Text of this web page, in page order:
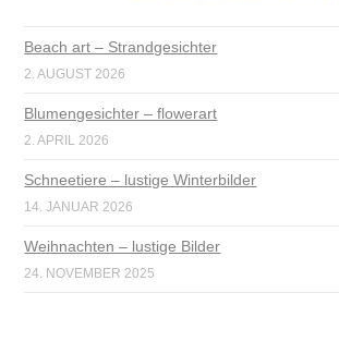
Beach art – Strandgesichter
2. AUGUST 2026
Blumengesichter – flowerart
2. APRIL 2026
Schneetiere – lustige Winterbilder
14. JANUAR 2026
Weihnachten – lustige Bilder
24. NOVEMBER 2025